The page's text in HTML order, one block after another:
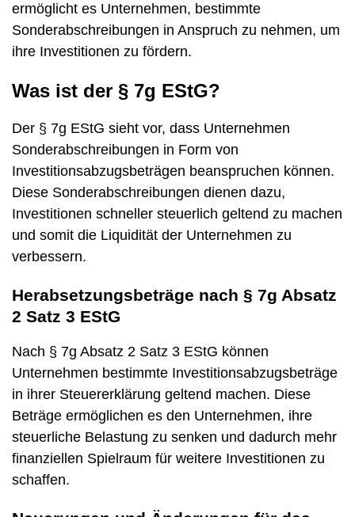
ermöglicht es Unternehmen, bestimmte
Sonderabschreibungen in Anspruch zu nehmen, um
ihre Investitionen zu fördern.
Was ist der § 7g EStG?
Der § 7g EStG sieht vor, dass Unternehmen
Sonderabschreibungen in Form von
Investitionsabzugsbeträgen beanspruchen können.
Diese Sonderabschreibungen dienen dazu,
Investitionen schneller steuerlich geltend zu machen
und somit die Liquidität der Unternehmen zu
verbessern.
Herabsetzungsbeträge nach § 7g Absatz
2 Satz 3 EStG
Nach § 7g Absatz 2 Satz 3 EStG können
Unternehmen bestimmte Investitionsabzugsbeträge
in ihrer Steuererklärung geltend machen. Diese
Beträge ermöglichen es den Unternehmen, ihre
steuerliche Belastung zu senken und dadurch mehr
finanziellen Spielraum für weitere Investitionen zu
schaffen.